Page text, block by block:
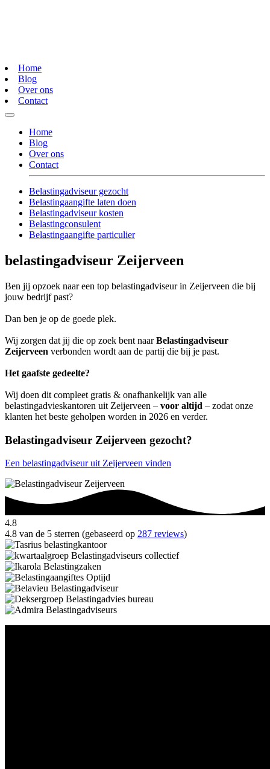
Home
Blog
Over ons
Contact
Home
Blog
Over ons
Contact
Belastingadviseur gezocht
Belastingaangifte laten doen
Belastingadviseur kosten
Belastingconsulent
Belastingaangifte particulier
belastingadviseur Zeijerveen
Ben jij opzoek naar een top belastingadviseur in Zeijerveen die bij
jouw bedrijf past?
Dan ben je op de goede plek.
Wij zorgen dat jij die op zoek bent naarBelastingadviseur
Zeijerveen verbonden wordt aan de partij die bij je past.
Het gaafste gedeelte?
Wij doen dit compleet gratis & onafhankelijk van alle
belastingadvieskantoren uit Zeijerveen – voor altijd – zodat onze
klanten het beste geholpen worden in 2026 en verder.
Belastingadviseur Zeijerveen gezocht?
Een belastingadviseur uit Zeijerveen vinden
4.8
4.8 van de 5 sterren (gebaseerd op 287 reviews)